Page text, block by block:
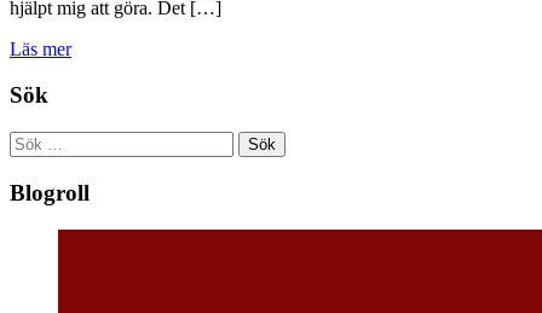
hjälpt mig att göra. Det […]
Läs mer
Sök
Sök
efter:
Blogroll